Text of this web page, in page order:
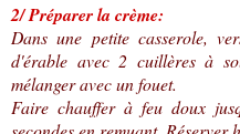
2/ Préparer la crème:
Dans une petite casserole,
d'érable avec 2 cuillères à
mélanger avec un fouet.
Faire chauffer à feu doux